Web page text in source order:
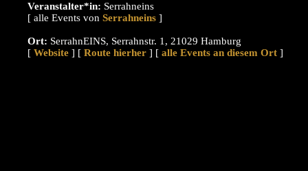
Veranstalter*in: Serrahneins
[ alle Events von
]
Ort: SerrahnEINS, Serrahnstr. 1, 21029 Hamburg
[ Website ] [ Route hierher ] [ alle Events an diesem Ort ]